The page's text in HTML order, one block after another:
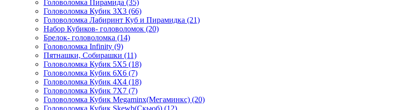
Головоломка Пирамида (35)
Головоломка Кубик 3Х3 (66)
Головоломка Лабиринт Куб и Пирамидка (21)
Набор Кубиков- головоломок (20)
Брелок- головоломка (14)
Головоломка Infinity (9)
Пятнашки, Собирашки (11)
Головоломка Кубик 5Х5 (18)
Головоломка Кубик 6Х6 (7)
Головоломка Кубик 4Х4 (18)
Головоломка Кубик 7Х7 (7)
Головоломка Кубик Megaminx(Мегаминкс) (20)